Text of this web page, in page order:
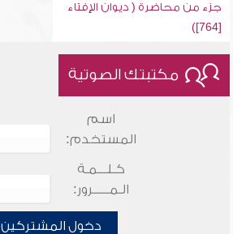
جزء من محاضرة ( ديوان الإفتاء
[764])
مكتبتك الصوتية
اسم
المستخدم:
كـلـــمـة
الـمـــــرور:
دخول المشتركين